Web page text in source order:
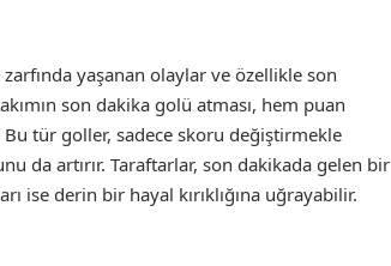
yaşanan olaylar ve özellikle son
son dakika golü atması, hem puan
tür goller, sadece skoru değiştirmekle
da artırır. Taraftarlar, son dakikada gelen bir
ise derin bir hayal kırıklığına uğrayabilir.